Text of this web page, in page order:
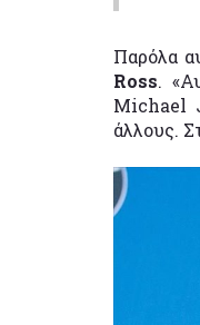
Παρόλα
Ross.
Michael
άλλους.